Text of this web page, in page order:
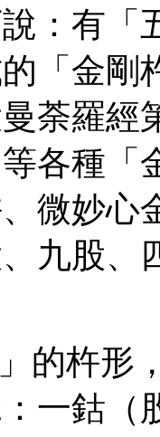
：有「
「金剛
荼羅經
各種「
微妙心
九股、
的杵形
一鈷